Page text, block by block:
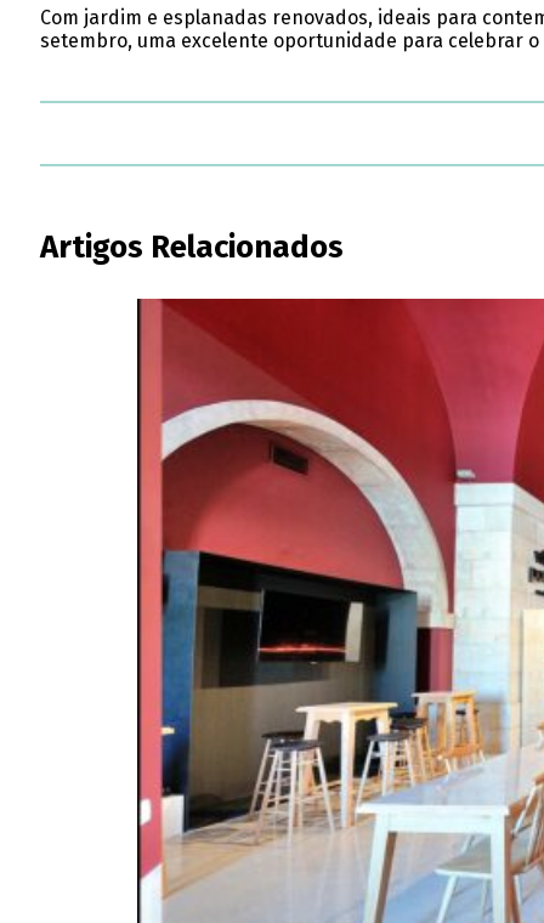
Com jardim e esplanadas renovados, ideais para
setembro, uma excelente oportunidade para celebrar
Artigos Relacionados